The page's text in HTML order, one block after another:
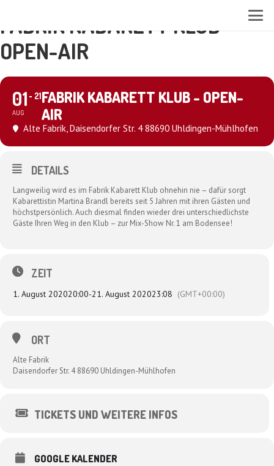
FABRIK KABARETT KLUB -
OPEN-AIR
01
AUG
21FABRIK KABARETT KLUB - OPEN-
AIR
Alte Fabrik, Daisendorfer Str. 4 88690 Uhldingen-Mühlhofen
DETAILS
Langweilig wird es im Fabrik Kabarett Klub ohnehin nie – dafür sorgt
Kabarettistin Martina Brandl bereits seit 5 Jahren mit ihren Gästen und
höchstpersönlich. Auch diesmal finden wieder drei unterschiedlichste
Gäste Ihren Weg in den Klub – zur Mix-Show Nr. 1 am Bodensee!
ZEIT
1. August 202020:00-21. August 202023:08 (GMT+00:00)
ORT
Alte Fabrik
Daisendorfer Str. 4 88690 Uhldingen-Mühlhofen
TICKETS UND WEITERE INFOS
GOOGLE KALENDER